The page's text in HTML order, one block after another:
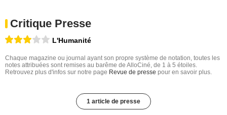
Critique Presse
L'Humanité
Chaque magazine ou journal ayant son propre système de notation, toutes les
notes attribuées sont remises au barême de AlloCiné, de 1 à 5 étoiles.
Retrouvez plus d'infos sur notre page Revue de presse pour en savoir plus.
1 article de presse